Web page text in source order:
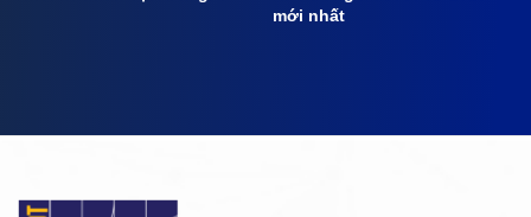
mới nhất